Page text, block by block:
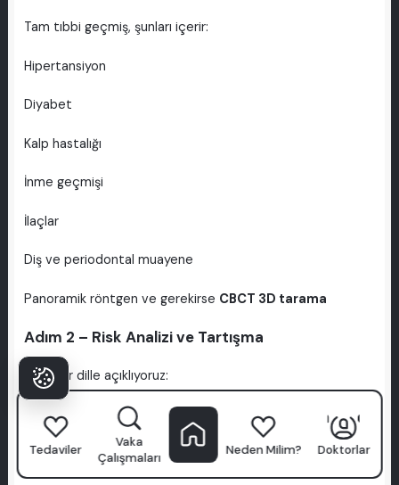
Tam tıbbi geçmiş, şunları içerir:
Hipertansiyon
Diyabet
Kalp hastalığı
İnme geçmişi
İlaçlar
Diş ve periodontal muayene
Panoramik röntgen ve gerekirse CBCT 3D tarama
Adım 2 – Risk Analizi ve Tartışma
Basit bir dille açıklıyoruz:
Nelerin mümkün olduğu
Nelerin riskli olduğu
Tedaviler
Vaka
Çalışmaları
Neden Milim? Doktorlar